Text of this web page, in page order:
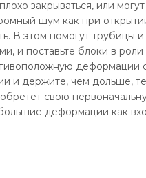
закрываться, или могут
шум как при
В этом помогут трубицы
и поставьте блоки в роли
деформации
и держите, чем дольше,
свою
деформации как